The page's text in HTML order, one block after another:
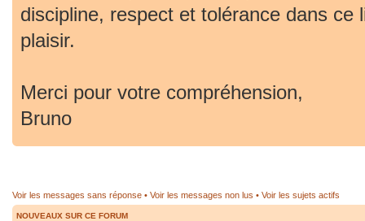
discipline, respect et tolérance dans ce
plaisir.
Merci pour votre compréhension,
Bruno
Voir les messages sans réponse • Voir les messages non lus • Voir les sujets actifs
NOUVEAUX SUR CE FORUM